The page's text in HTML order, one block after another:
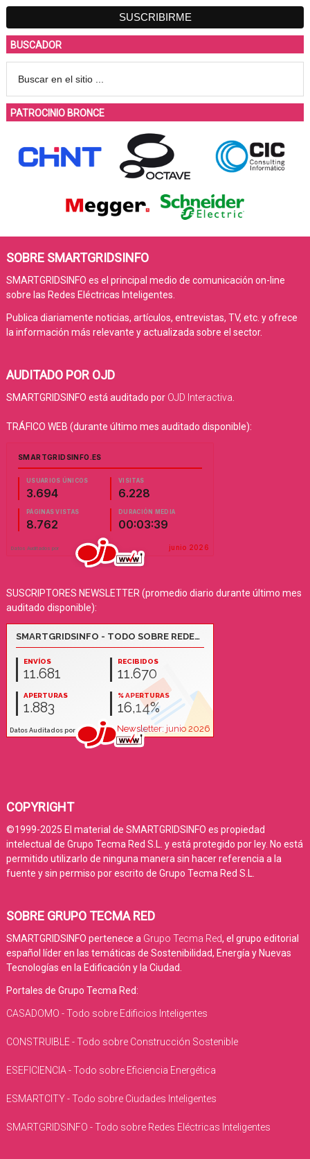
BUSCADOR
PATROCINIO BRONCE
SOBRE SMARTGRIDSINFO
SMARTGRIDSINFO es el principal medio de comunicación on-line
sobre las Redes Eléctricas Inteligentes.
Publica diariamente noticias, artículos, entrevistas, TV, etc. y ofrece
la información más relevante y actualizada sobre el sector.
AUDITADO POR OJD
SMARTGRIDSINFO está auditado por OJD Interactiva
TRÁFICO WEB (durante último mes auditado disponible):
SUSCRIPTORES NEWSLETTER (promedio diario durante último mes
auditado disponible):
COPYRIGHT
©1999-2025 El material de SMARTGRIDSINFO es propiedad
intelectual de Grupo Tecma Red S.L. y está protegido por ley. No está
permitido utilizarlo de ninguna manera sin hacer referencia a la
fuente y sin permiso por escrito de Grupo Tecma Red S.L.
SOBRE GRUPO TECMA RED
SMARTGRIDSINFO pertenece a Grupo Tecma Red, el grupo editorial
español líder en las temáticas de Sostenibilidad, Energía y Nuevas
Tecnologías en la Edificación y la Ciudad.
Portales de Grupo Tecma Red:
CASADOMO - Todo sobre Edificios Inteligentes
CONSTRUIBLE - Todo sobre Construcción Sostenible
ESEFICIENCIA - Todo sobre Eficiencia Energética
ESMARTCITY - Todo sobre Ciudades Inteligentes
SMARTGRIDSINFO - Todo sobre Redes Eléctricas Inteligentes